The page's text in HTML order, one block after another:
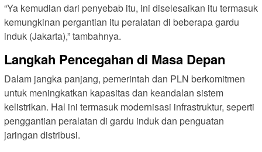
“Ya kemudian dari penyebab itu, ini diselesaikan itu termasuk
kemungkinan pergantian itu peralatan di beberapa gardu
induk (Jakarta),” tambahnya.
Langkah Pencegahan di Masa Depan
Dalam jangka panjang, pemerintah dan PLN berkomitmen
untuk meningkatkan kapasitas dan keandalan sistem
kelistrikan. Hal ini termasuk modernisasi infrastruktur, seperti
penggantian peralatan di gardu induk dan penguatan
jaringan distribusi.